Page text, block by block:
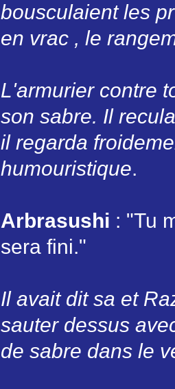
bousculaient les
en vrac , le
L'armurier contre
son sabre. Il
il regarda
humouristique.
Arbrasushi : "Tu
sera fini."
Il avait dit sa et
sauter dessus
de sabre dans le